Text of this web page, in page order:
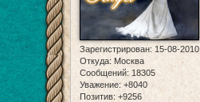
Зарегистрирован: 15-08-2010
Откуда: Москва
Сообщений: 18305
Уважение: +8040
Позитив: +9256